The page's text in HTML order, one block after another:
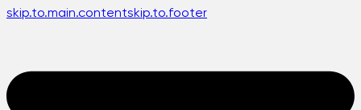
skip.to.main.contentskip.to.footer